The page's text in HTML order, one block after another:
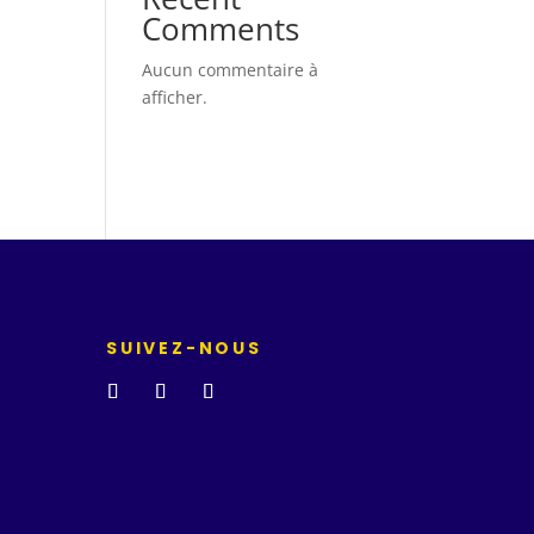
Comments
Aucun commentaire à
afficher.
SUIVEZ-NOUS